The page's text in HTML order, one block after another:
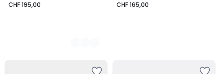
195,00.
CHF 195,00
CHF 165,00